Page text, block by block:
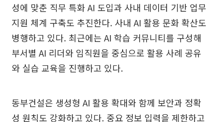
성에 맞춘 직무 특화 AI 도입과 사내 데이터 기반 업무
지원 체계 구축도 추진한다. 사내 AI 활용 문화 확산도
병행하고 있다. 최근에는 AI 학습 커뮤니티를 구성해
부서별 AI 리더와 임직원을 중심으로 활용 사례 공유
와 실습 교육을 진행하고 있다.
동부건설은 생성형 AI 활용 확대와 함께 보안과 정확
성 원칙도 강화하고 있다. 중요 정보 입력을 제한하고